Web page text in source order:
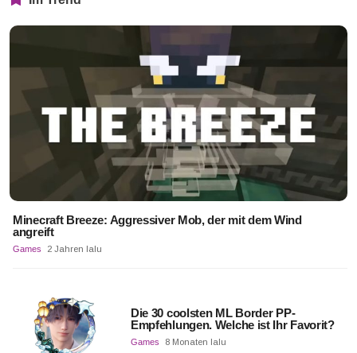
Minecraft Breeze: Aggressiver Mob, der mit dem Wind
angreift
Games 2 Jahren lalu
Die 30 coolsten ML Border PP-
Empfehlungen. Welche ist Ihr Favorit?
Games 8 Monaten lalu